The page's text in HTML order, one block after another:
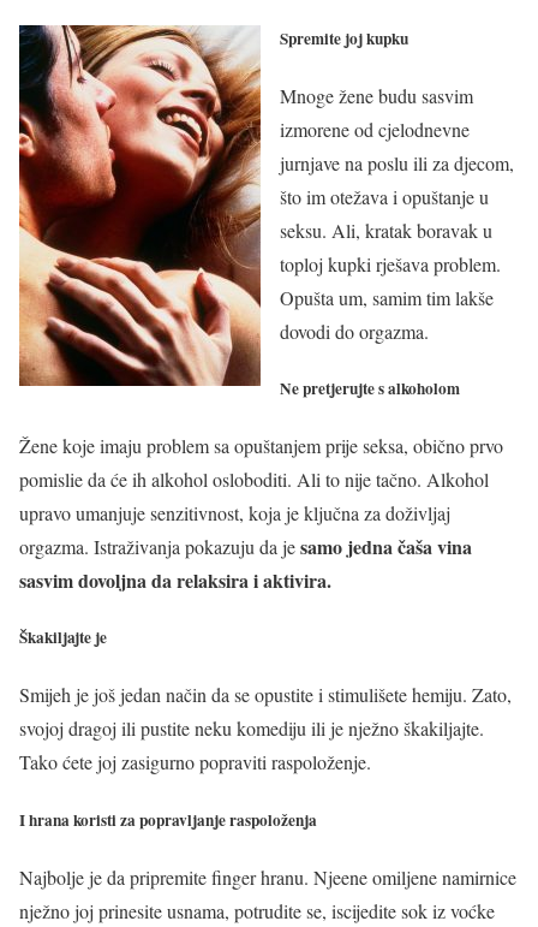
Spremite joj kupku
Mnoge žene budu sasvim
izmorene od cjelodnevne
jurnjave na poslu ili za djecom,
što im otežava i opuštanje u
seksu. Ali, kratak boravak u
toploj kupki rješava problem.
Opušta um, samim tim lakše
dovodi do orgazma.
Ne pretjerujte s alkoholom
Žene koje imaju problem sa opuštanjem prije seksa, obično prvo
pomislie da će ih alkohol osloboditi. Ali to nije tačno. Alkohol
upravo umanjuje senzitivnost, koja je ključna za doživljaj
orgazma. Istraživanja pokazuju da jesamo jedna čaša vina
sasvim dovoljna da relaksira i aktivira.
Škakiljajte je
Smijeh je još jedan način da se opustite i stimulišete hemiju. Zato,
svojoj dragoj ili pustite neku komediju ili je nježno škakiljajte.
Tako ćete joj zasigurno popraviti raspoloženje.
I hrana koristi za popravljanje raspoloženja
Najbolje je da pripremite finger hranu. Njeene omiljene namirnice
nježno joj prinesite usnama, potrudite se, iscijedite sok iz voćke